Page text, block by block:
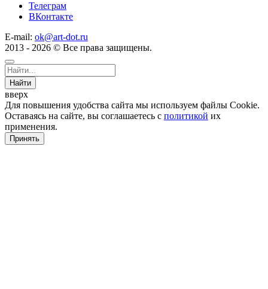
Телеграм
ВКонтакте
E-mail: ok@art-dot.ru
2013 - 2026 © Все права защищены.
Найти
вверх
Для повышения удобства сайта мы используем файлы Cookie.
Оставаясь на сайте, вы соглашаетесь с политикой их
применения.
Принять